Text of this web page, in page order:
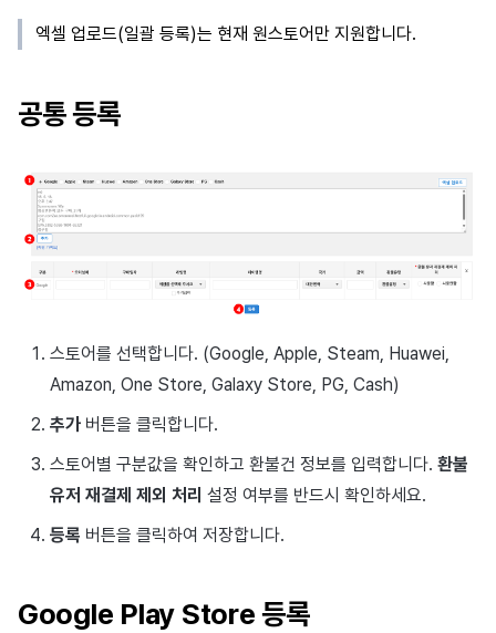
엑셀 업로드(일괄 등록)는 현재 원스토어만 지원합니다.
공통 등록
스토어를 선택합니다. (Google, Apple, Steam, Huawei,
Amazon, One Store, Galaxy Store, PG, Cash)
추가버튼을 클릭합니다.
스토어별 구분값을 확인하고 환불건 정보를 입력합니다. 환불
유저 재결제 제외 처리 설정 여부를 반드시 확인하세요.
등록 버튼을 클릭하여 저장합니다.
Google Play Store 등록